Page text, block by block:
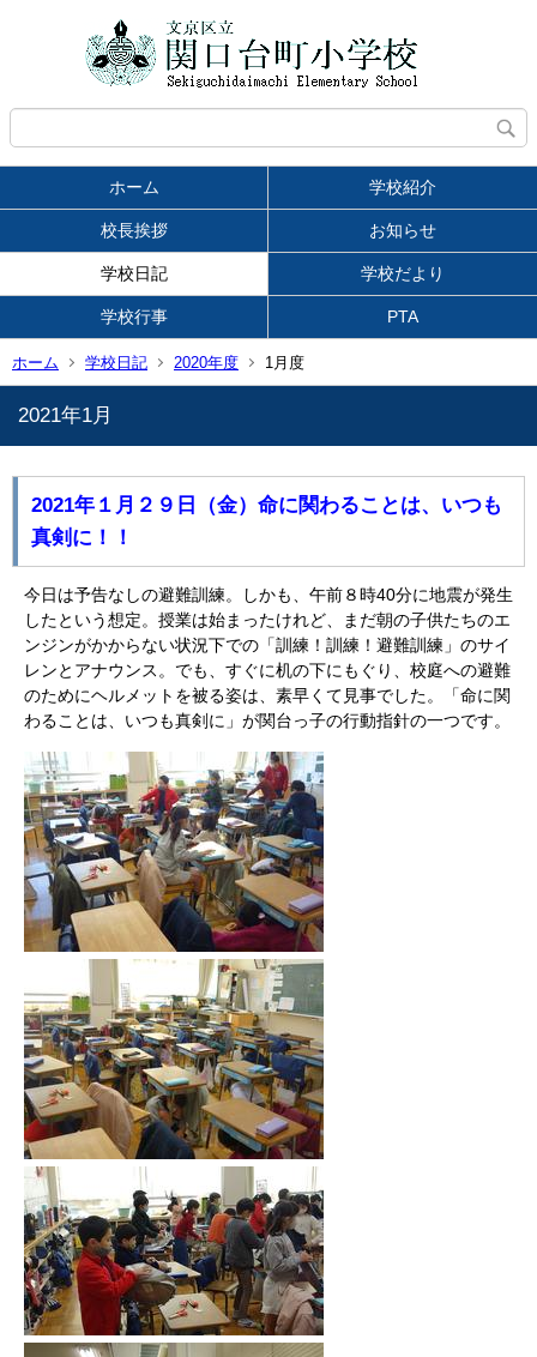
ホーム 学校紹介
校長挨拶 お知らせ
学校日記 学校だより
学校行事 PTA
ホーム 学校日記 2020年度 1月度
2021年1月
2021年１月２９日（金）命に関わることは、いつも
真剣に！！
今日は予告なしの避難訓練。しかも、午前８時40分に地震が発生
したという想定。授業は始まったけれど、まだ朝の子供たちのエ
ンジンがかからない状況下での「訓練！訓練！避難訓練」のサイ
レンとアナウンス。でも、すぐに机の下にもぐり、校庭への避難
のためにヘルメットを被る姿は、素早くて見事でした。「命に関
わることは、いつも真剣に」が関台っ子の行動指針の一つです。